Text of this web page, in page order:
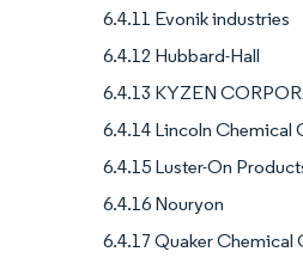
6.4.11 Evonik industries
6.4.12 Hubbard-Hall
6.4.13 KYZEN
6.4.14 Lincoln Chemical
6.4.15 Luster-On
6.4.16 Nouryon
6.4.17 Quaker Chemical